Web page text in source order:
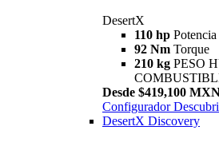
DesertX
110 hp Potencia
92 Nm Torque
210 kg PESO
Desde $419,100
Configurador
DesertX Discovery